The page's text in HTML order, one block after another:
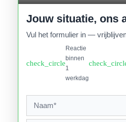
Jouw situatie, ons
Vul het formulier in —
check_circle
Reactie
binnen
1
werkdag